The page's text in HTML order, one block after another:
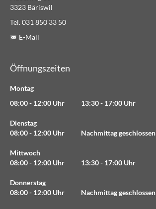
3323 Bäriswil
Tel. 031 850 33 50
E-Mail
Öffnungszeiten
Montag
08:00 - 12:00 Uhr 13:30 - 17:00 Uhr
Dienstag
08:00 - 12:00 Uhr Nachmittag geschlossen
Mittwoch
08:00 - 12:00 Uhr 13:30 - 17:00 Uhr
Donnerstag
08:00 - 12:00 Uhr Nachmittag geschlossen